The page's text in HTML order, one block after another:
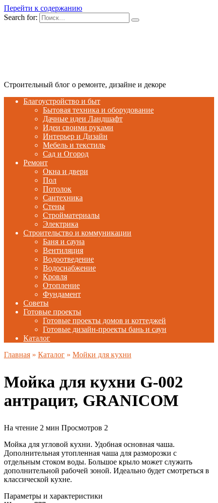
Перейти к содержанию
Search for:
Строительный блог о ремонте, дизайне и декоре
Благоустройство и быт
Бытовая техника и оборудование
Дачные идеи Ландшафт
Идеи своими руками
Интерьер и Дизайн
Мебель и текстиль
Сад и Огород
Ремонт
Окна и двери
Пол
Потолок
Сантехника
Стены
Стройматериалы
Электрика
Строительство и коммуникации
Баня и сауна
Вентиляция
Водоотведение
Водоснабжение
Кровля
Отопление
Фундамент
Советы
Готовые проекты
Готовые проекты домов и коттеджей
Готовые дизайн-проекты бань и саун
Каталог
Главная » Каталог » Мойки для кухни
Мойка для кухни G-002
антрацит, GRANICOM
На чтение 2 мин Просмотров 2
Мойка для угловой кухни. Удобная основная чаша.
Дополнительная утопленная чаша для разморозки с
отдельным стоком воды. Большое крыло может служить
дополнительной рабочей зоной. Идеально будет смотреться в
классической кухне.
Параметры и характеристики